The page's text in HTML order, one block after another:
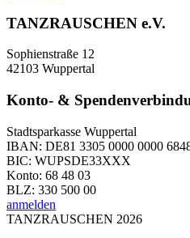
TANZRAUSCHEN e.V.
Sophienstraße 12
42103 Wuppertal
Konto- &
Stadtsparkasse Wuppertal
IBAN: DE81 3305 0000 0000
BIC: WUPSDE33XXX
Konto: 68 48 03
BLZ: 330 500 00
anmelden
TANZRAUSCHEN 2026